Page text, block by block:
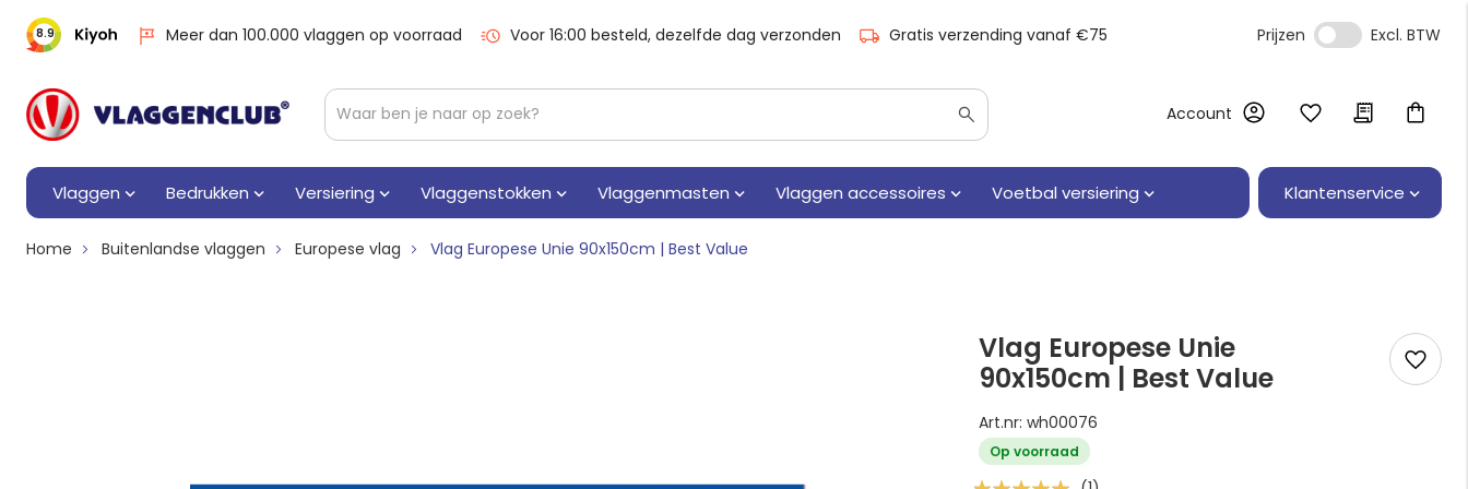
8.9 Meer dan 100.000 vlaggen op voorraad Voor 16:00 besteld, dezelfde dag verzonden Gratis verzending vanaf €75 Prijzen
Account
Vlaggen Bedrukken Versiering Vlaggenstokken Vlaggenmasten Vlaggen accessoires Voetbal versiering Klantenservice
Home Buitenlandse vlaggen Europese vlag Vlag Europese Unie 90x150cm | Best Value
Vlag Europese Unie
90x150cm | Best Value
Art.nr: wh00076
Op voorraad
Waardering: